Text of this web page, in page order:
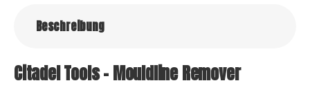
Beschreibung
Citadel Tools – Mouldline Remover